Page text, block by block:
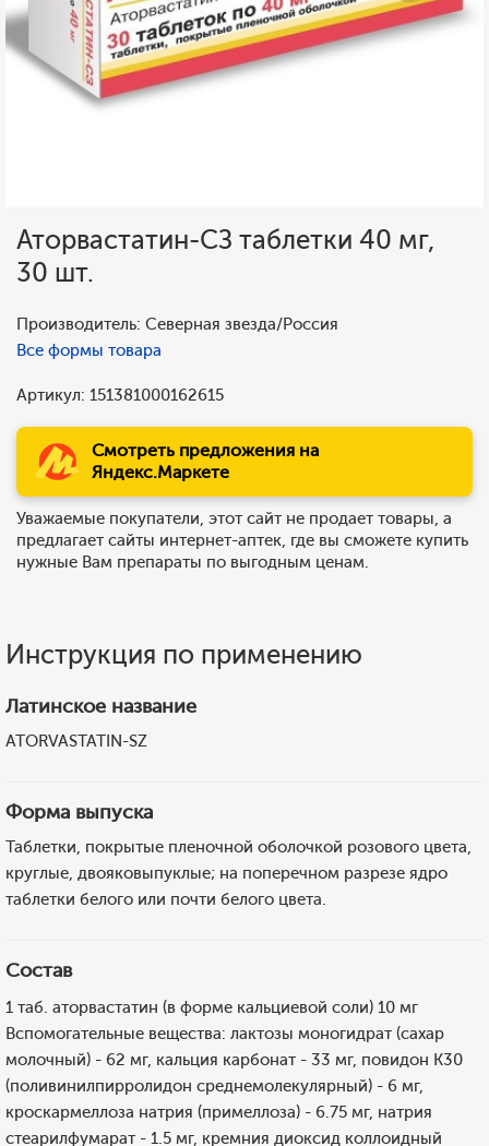
Аторвастатин-СЗ таблетки 40 мг,
30 шт.
Производитель: Северная звезда/Россия
Все формы товара
Артикул: 151381000162615
Смотреть предложения на
Яндекс.Маркете
Уважаемые покупатели, этот сайт не продает товары, а
предлагает сайты интернет-аптек, где вы сможете купить
нужные Вам препараты по выгодным ценам.
Инструкция по применению
Латинское название
ATORVASTATIN-SZ
Форма выпуска
Таблетки, покрытые пленочной оболочкой розового цвета,
круглые, двояковыпуклые; на поперечном разрезе ядро
таблетки белого или почти белого цвета.
Состав
1 таб. аторвастатин (в форме кальциевой соли) 10 мг
Вспомогательные вещества: лактозы моногидрат (сахар
молочный) - 62 мг, кальция карбонат - 33 мг, повидон К30
(поливинилпирролидон среднемолекулярный) - 6 мг,
кроскармеллоза натрия (примеллоза) - 6.75 мг, натрия
стеарилфумарат - 1.5 мг, кремния диоксид коллоидный